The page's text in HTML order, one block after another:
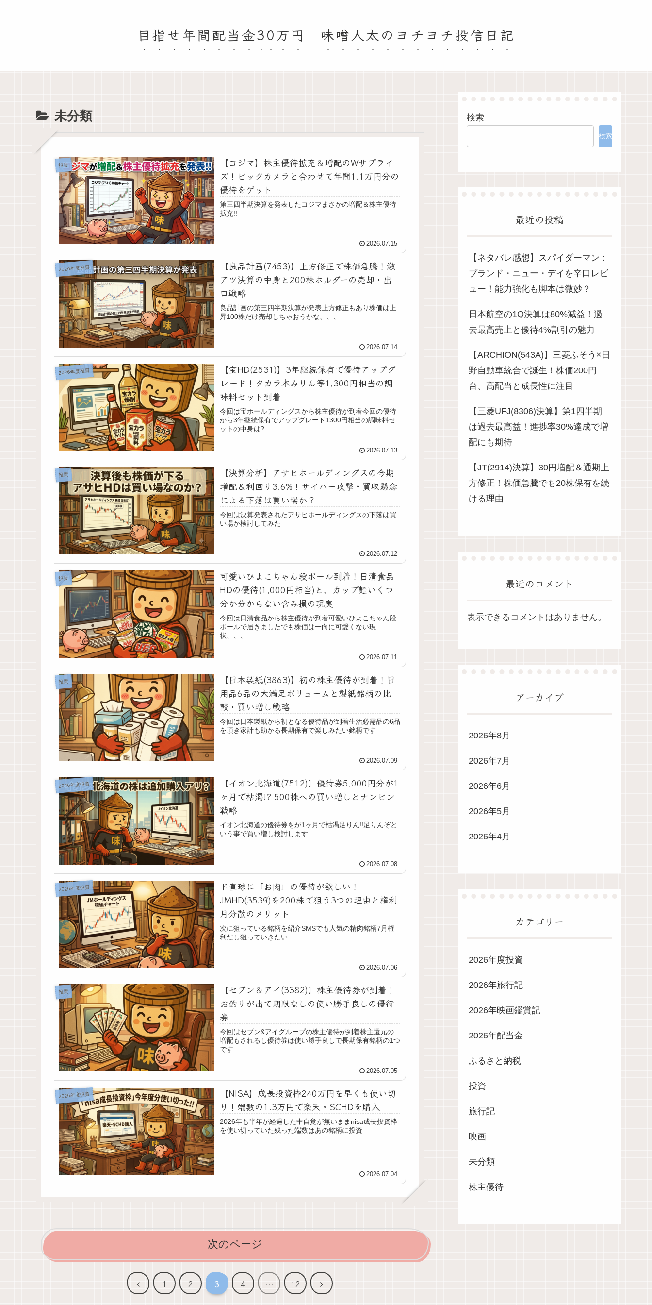
目指せ年間配当金30万円 味噌人太のヨチヨチ投信日記
未分類
投資
【コジマ】株主優待拡充＆増配のWサプライ
ズ！ビックカメラと合わせて年間1.1万円分の
優待をゲット
第三四半期決算を発表したコジマまさかの増配＆株主優待
拡充!!
2026.07.15
2026年度投資
【良品計画(7453)】上方修正で株価急騰！激
アツ決算の中身と200株ホルダーの売却・出
口戦略
良品計画の第三四半期決算が発表上方修正もあり株価は上
昇100株だけ売却しちゃおうかな、、、
2026.07.14
2026年度投資
【宝HD(2531)】3年継続保有で優待アップグ
レード！タカラ本みりん等1,300円相当の調
味料セット到着
今回は宝ホールディングスから株主優待が到着今回の優待
から3年継続保有でアップグレード1300円相当の調味料セ
ットの中身は?
2026.07.13
投資
【決算分析】アサヒホールディングスの今期
増配＆利回り3.6%！サイバー攻撃・買収懸念
による下落は買い場か？
今回は決算発表されたアサヒホールディングスの下落は買
い場か検討してみた
2026.07.12
投資
可愛いひよこちゃん段ボール到着！日清食品
HDの優待(1,000円相当)と、カップ麺いくつ
分か分からない含み損の現実
今回は日清食品から株主優待が到着可愛いひよこちゃん段
ボールで届きましたでも株価は一向に可愛くない現
状、、、
2026.07.11
投資
【日本製紙(3863)】初の株主優待が到着！日
用品6品の大満足ボリュームと製紙銘柄の比
較・買い増し戦略
今回は日本製紙から初となる優待品が到着生活必需品の6品
を頂き家計も助かる長期保有で楽しみたい銘柄です
2026.07.09
2026年度投資
【イオン北海道(7512)】優待券5,000円分が1
ヶ月で枯渇!? 500株への買い増しとナンピン
戦略
イオン北海道の優待券をが1ヶ月で枯渇足りん!!足りんぞと
いう事で買い増し検討します
2026.07.08
2026年度投資
ド直球に「お肉」の優待が欲しい！
JMHD(3539)を200株で狙う3つの理由と権利
月分散のメリット
次に狙っている銘柄を紹介SMSでも人気の精肉銘柄7月権
利だし狙っていきたい
2026.07.06
投資
【セブン＆アイ(3382)】株主優待券が到着！
お釣りが出て期限なしの使い勝手良しの優待
券
今回はセブン&アイグループの株主優待が到着株主還元の
増配もされるし優待券は使い勝手良しで長期保有銘柄の1つ
です
2026.07.05
2026年度投資
【NISA】成長投資枠240万円を早くも使い切
り！端数の1.3万円で楽天・SCHDを購入
2026年も半年が経過した中自覚が無いままnisa成長投資枠
を使い切っていた残った端数はあの銘柄に投資
2026.07.04
次のページ
前
1 2 3 4 … 12
次
検索
検索
最近の投稿
【ネタバレ感想】スパイダーマン：
ブランド・ニュー・デイを辛口レビ
ュー！能力強化も脚本は微妙？
日本航空の1Q決算は80%減益！過
去最高売上と優待4%割引の魅力
【ARCHION(543A)】三菱ふそう×日
野自動車統合で誕生！株価200円
台、高配当と成長性に注目
【三菱UFJ(8306)決算】第1四半期
は過去最高益！進捗率30%達成で増
配にも期待
【JT(2914)決算】30円増配＆通期上
方修正！株価急騰でも20株保有を続
ける理由
最近のコメント
表示できるコメントはありません。
アーカイブ
2026年8月
2026年7月
2026年6月
2026年5月
2026年4月
カテゴリー
2026年度投資
2026年旅行記
2026年映画鑑賞記
2026年配当金
ふるさと納税
投資
旅行記
映画
未分類
株主優待